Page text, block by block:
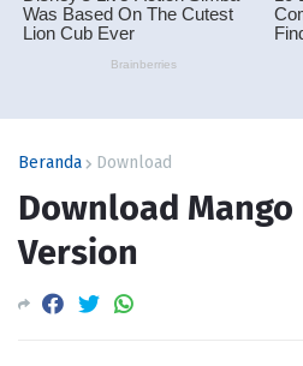
Beranda Download
Download
Version